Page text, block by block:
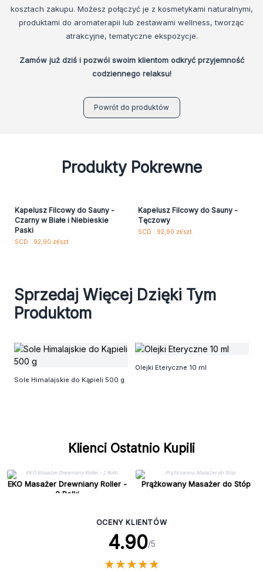
kosztach zakupu. Możesz połączyć je z kosmetykami naturalnymi,
produktami do aromaterapii lub zestawami wellness, tworząc
atrakcyjne, tematyczne ekspozycje.
Zamów już dziś i pozwól swoim klientom odkryć przyjemność
codziennego relaksu!
Powrót do produktów
Produkty Pokrewne
Kapelusz Filcowy do Sauny -
Czarny w Białe i Niebieskie
Paski
SCD : 92,90 zł/szt.
Kapelusz Filcowy do Sauny -
Tęczowy
SCD : 92,90 zł/szt.
Sprzedaj Więcej Dzięki Tym
Produktom
Sole Himalajskie do Kąpieli 500 g
Olejki Eteryczne 10 ml
Klienci Ostatnio Kupili
EKO Masażer Drewniany Roller -
2 Rolki
Prążkowany Masażer do Stóp
OCENY KLIENTÓW
4.90/5
★★★★★
★★★★★